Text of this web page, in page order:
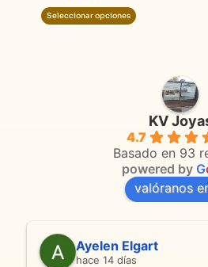
Seleccionar opciones producto
KV
4.7
Basado en 93
powered by G
valóranos
Ayelen Elgart
hace 14 días